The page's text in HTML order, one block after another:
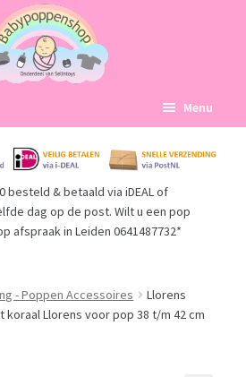
Menu
besteld & betaald via iDEAL of
dag op de post. Wilt u een pop
afspraak in Leiden 0641487732*
- Poppen Accessoires
Llorens
Llorens voor pop 38 t/m 42 cm